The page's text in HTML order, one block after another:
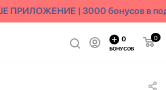
| 3000 бонусов в
0
0
БОНУСОВ